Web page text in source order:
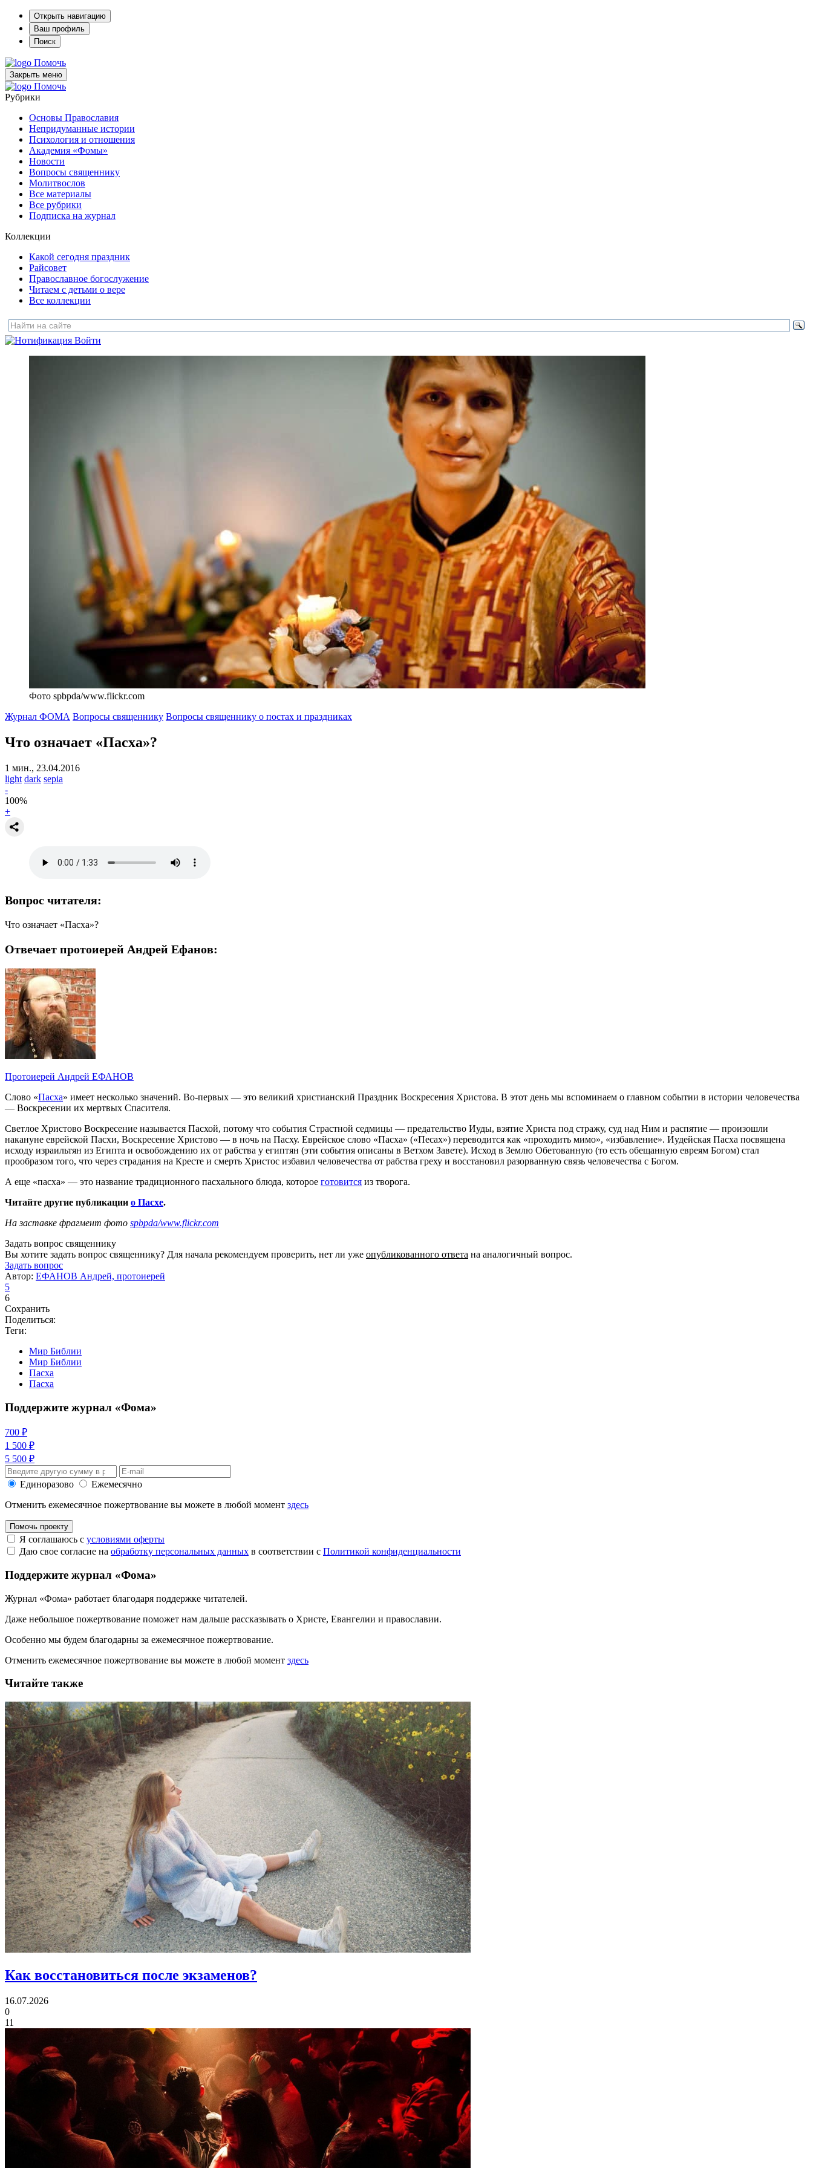
Открыть навигацию
Ваш профиль
Поиск
Помочь
Закрыть меню
Помочь
Рубрики
Основы Православия
Непридуманные истории
Психология и отношения
Академия «Фомы»
Новости
Вопросы священнику
Молитвослов
Все материалы
Все рубрики
Подписка на журнал
Коллекции
Какой сегодня праздник
Райсовет
Православное богослужение
Читаем с детьми о вере
Все коллекции
Войти
Фото spbpda/www.flickr.com
Журнал ФОМА Вопросы священнику Вопросы священнику о постах и праздниках
Что означает «Пасха»?
1 мин., 23.04.2016
light dark sepia
-
100%
+
Вопрос читателя:
Что означает «Пасха»?
Отвечает протоиерей Андрей Ефанов:
Протоиерей Андрей ЕФАНОВ
Слово «Пасха» имеет несколько значений. Во-первых — это великий христианский Праздник Воскресения Христова. В этот день мы вспоминаем о главном событии в истории человечества
— Воскресении их мертвых Спасителя.
Светлое Христово Воскресение называется Пасхой, потому что события Страстной седмицы — предательство Иуды, взятие Христа под стражу, суд над Ним и распятие — произошли
накануне еврейской Пасхи, Воскресение Христово — в ночь на Пасху. Еврейское слово «Пасха» («Песах») переводится как «проходить мимо», «избавление». Иудейская Пасха посвящена
исходу израильтян из Египта и освобождению их от рабства у египтян (эти события описаны в Ветхом Завете). Исход в Землю Обетованную (то есть обещанную евреям Богом) стал
прообразом того, что через страдания на Кресте и смерть Христос избавил человечества от рабства греху и восстановил разорванную связь человечества с Богом.
А еще «пасха» — это название традиционного пасхального блюда, которое готовится из творога.
Читайте другие публикации о Пасхе.
На заставке фрагмент фото spbpda/www.flickr.com
Задать вопрос священнику
Вы хотите задать вопрос священнику? Для начала рекомендуем проверить, нет ли уже опубликованного ответа на аналогичный вопрос.
Задать вопрос
Автор: ЕФАНОВ Андрей, протоиерей
5
6
Сохранить
Поделиться:
Теги:
Мир Библии
Мир Библии
Пасха
Пасха
Поддержите журнал «Фома»
700 ₽
1 500 ₽
5 500 ₽
Единоразово
Ежемесячно
Отменить ежемесячное пожертвование вы можете в любой момент здесь
Помочь проекту
Я соглашаюсь с условиями оферты
Даю свое согласие на обработку персональных данных в соответствии с Политикой конфиденциальности
Поддержите журнал «Фома»
Журнал «Фома» работает благодаря поддержке читателей.
Даже небольшое пожертвование поможет нам дальше рассказывать о Христе, Евангелии и православии.
Особенно мы будем благодарны за ежемесячное пожертвование.
Отменить ежемесячное пожертвование вы можете в любой момент здесь
Читайте также
Как восстановиться после экзаменов?
16.07.2026
0
11